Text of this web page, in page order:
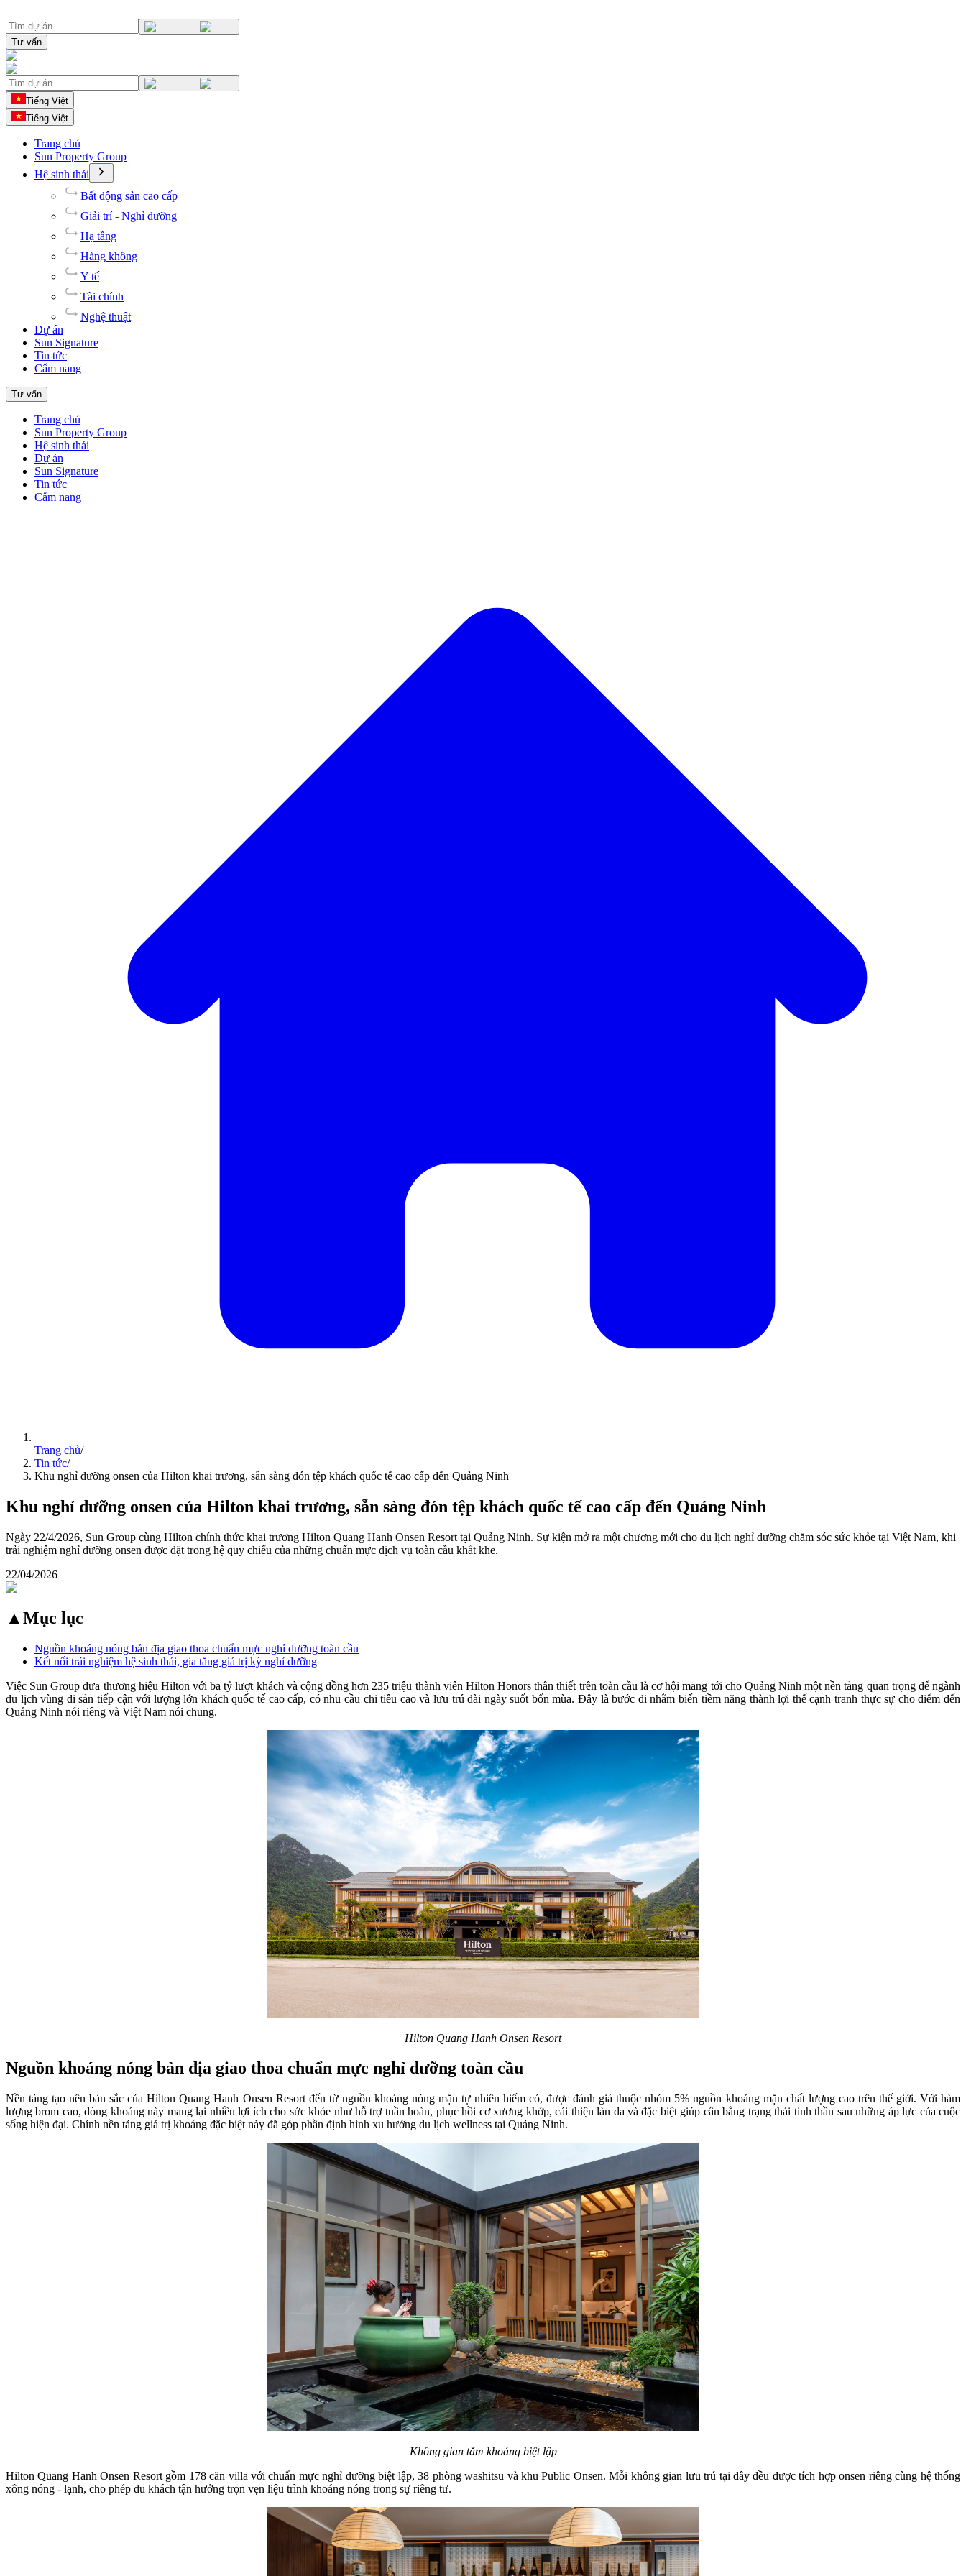
Tư vấn
Tiếng Việt
Tiếng Việt
Trang chủ
Sun Property Group
Hệ sinh thái
Bất động sản cao cấp
Giải trí - Nghỉ dưỡng
Hạ tầng
Hàng không
Y tế
Tài chính
Nghệ thuật
Dự án
Sun Signature
Tin tức
Cẩm nang
Tư vấn
Trang chủ
Sun Property Group
Hệ sinh thái
Dự án
Sun Signature
Tin tức
Cẩm nang
Trang chủ/
Tin tức/
Khu nghỉ dưỡng onsen của Hilton khai trương, sẵn sàng đón tệp khách quốc tế cao cấp đến Quảng Ninh
Khu nghỉ dưỡng onsen của Hilton khai trương, sẵn sàng đón tệp khách quốc tế cao cấp đến Quảng Ninh
Ngày 22/4/2026, Sun Group cùng Hilton chính thức khai trương Hilton Quang Hanh Onsen Resort tại Quảng Ninh. Sự kiện mở ra một chương mới cho du lịch nghỉ dưỡng chăm sóc sức khỏe tại Việt Nam, khi
trải nghiệm nghỉ dưỡng onsen được đặt trong hệ quy chiếu của những chuẩn mực dịch vụ toàn cầu khắt khe.
22/04/2026
▲Mục lục
Nguồn khoáng nóng bản địa giao thoa chuẩn mực nghỉ dưỡng toàn cầu
Kết nối trải nghiệm hệ sinh thái, gia tăng giá trị kỳ nghỉ dưỡng
Việc Sun Group đưa thương hiệu Hilton với ba tỷ lượt khách và cộng đồng hơn 235 triệu thành viên Hilton Honors thân thiết trên toàn cầu là cơ hội mang tới cho Quảng Ninh một nền tảng quan trọng để ngành
du lịch vùng di sản tiếp cận với lượng lớn khách quốc tế cao cấp, có nhu cầu chi tiêu cao và lưu trú dài ngày suốt bốn mùa. Đây là bước đi nhằm biến tiềm năng thành lợi thế cạnh tranh thực sự cho điểm đến
Quảng Ninh nói riêng và Việt Nam nói chung.
Hilton Quang Hanh Onsen Resort
Nguồn khoáng nóng bản địa giao thoa chuẩn mực nghỉ dưỡng toàn cầu
Nền tảng tạo nên bản sắc của Hilton Quang Hanh Onsen Resort đến từ nguồn khoáng nóng mặn tự nhiên hiếm có, được đánh giá thuộc nhóm 5% nguồn khoáng mặn chất lượng cao trên thế giới. Với hàm
lượng brom cao, dòng khoáng này mang lại nhiều lợi ích cho sức khỏe như hỗ trợ tuần hoàn, phục hồi cơ xương khớp, cải thiện làn da và đặc biệt giúp cân bằng trạng thái tinh thần sau những áp lực của cuộc
sống hiện đại. Chính nền tảng giá trị khoáng đặc biệt này đã góp phần định hình xu hướng du lịch wellness tại Quảng Ninh.
Không gian tắm khoáng biệt lập
Hilton Quang Hanh Onsen Resort gồm 178 căn villa với chuẩn mực nghỉ dưỡng biệt lập, 38 phòng washitsu và khu Public Onsen. Mỗi không gian lưu trú tại đây đều được tích hợp onsen riêng cùng hệ thống
xông nóng - lạnh, cho phép du khách tận hưởng trọn vẹn liệu trình khoáng nóng trong sự riêng tư.